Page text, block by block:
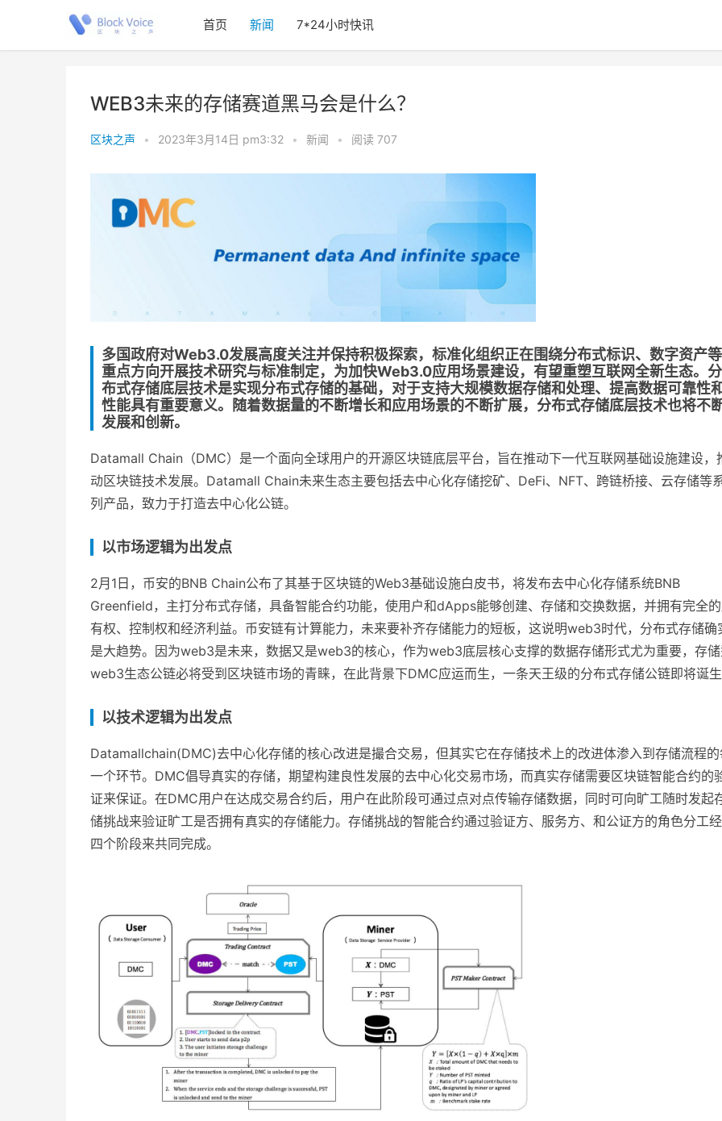
首页 新闻 7*24小时快讯
WEB3未来的存储赛道黑马会是什么？
区块之声 • 2023年3月14日 pm3:32 • 新闻 • 阅读 707
多国政府对Web3.0发展高度关注并保持积极探索，标准化组织正在围绕分布式标识、数字资产等
重点方向开展技术研究与标准制定，为加快Web3.0应用场景建设，有望重塑互联网全新生态。分
布式存储底层技术是实现分布式存储的基础，对于支持大规模数据存储和处理、提高数据可靠性和
性能具有重要意义。随着数据量的不断增长和应用场景的不断扩展，分布式存储底层技术也将不
发展和创新。
Datamall Chain（DMC）是一个面向全球用户的开源区块链底层平台，旨在推动下一代互联网基础设施建设，
动区块链技术发展。Datamall Chain未来生态主要包括去中心化存储挖矿、DeFi、NFT、跨链桥接、云存储等
列产品，致力于打造去中心化公链。
以市场逻辑为出发点
2月1日，币安的BNB Chain公布了其基于区块链的Web3基础设施白皮书，将发布去中心化存储系统BNB
Greenfield，主打分布式存储，具备智能合约功能，使用户和dApps能够创建、存储和交换数据，并拥有完全
有权、控制权和经济利益。币安链有计算能力，未来要补齐存储能力的短板，这说明web3时代，分布式存储确
是大趋势。因为web3是未来，数据又是web3的核心，作为web3底层核心支撑的数据存储形式尤为重要，存
web3生态公链必将受到区块链市场的青睐，在此背景下DMC应运而生，一条天王级的分布式存储公链即将诞生
以技术逻辑为出发点
Datamallchain(DMC)去中心化存储的核心改进是撮合交易，但其实它在存储技术上的改进体渗入到存储流程
一个环节。DMC倡导真实的存储，期望构建良性发展的去中心化交易市场，而真实存储需要区块链智能合约的
证来保证。在DMC用户在达成交易合约后，用户在此阶段可通过点对点传输存储数据，同时可向旷工随时发起
储挑战来验证旷工是否拥有真实的存储能力。存储挑战的智能合约通过验证方、服务方、和公证方的角色分工
四个阶段来共同完成。